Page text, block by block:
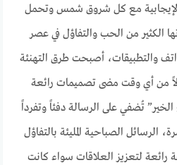
مع كل شروق شمس وتحمل
الكثير من الحب والتفاؤل في عصر
والتطبيقات، أصبحت طرق التهنئة
من أي وقت مضى تصميمات رائعة
تُضفي على الرسالة دفئاً وتفرداً
الرسائل الصباحية المليئة بالتفاؤل
رائعة لتعزيز العلاقات سواء كانت